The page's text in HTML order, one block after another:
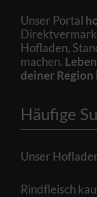
Unser Portal
Hofladen,
machen.
deiner Region
Häufige
Unser
Rindfleisch